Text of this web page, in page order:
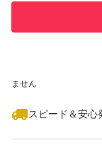
ません
スピード＆安心